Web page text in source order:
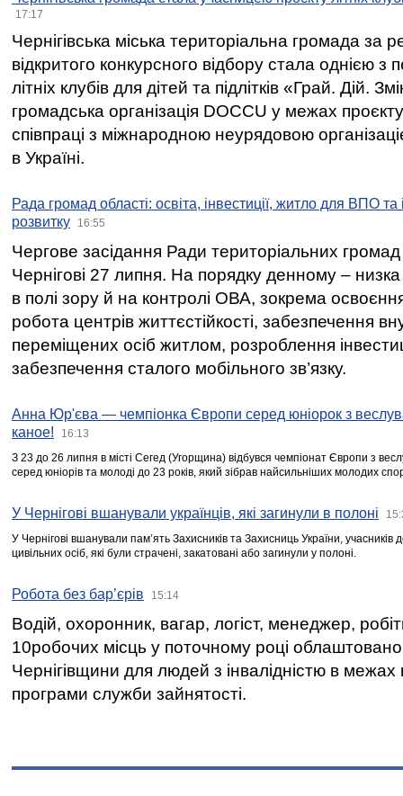
17:17
Чернігівська міська територіальна громада за
відкритого конкурсного відбору стала однією
літніх клубів для дітей та підлітків «Грай. Дій.
громадська організація DOCCU у межах
співпраці з міжнародною неурядовою
в Україні.
Рада громад області: освіта, інвестиції, житло для ВПО
розвитку
16:55
Чергове засідання Ради територіальних громад
Чернігові 27 липня. На порядку денному –
в полі зору й на контролі ОВА, зокрема освоєння
робота центрів життєстійкості, забезпечення
переміщених осіб житлом, розроблення
забезпечення сталого мобільного зв’язку.
Анна Юр'єва — чемпіонка Європи серед юніорок з
каное!
16:13
З 23 до 26 липня в місті Сегед (Угорщина) відбувся чемпіонат Європи з
серед юніорів та молоді до 23 років, який зібрав найсильніших молодих
У Чернігові вшанували українців, які загинули в полоні
У Чернігові вшанували пам’ять Захисників та Захисниць України,
цивільних осіб, які були страчені, закатовані або загинули у полоні.
Робота без бар’єрів 15:14
Водій, охоронник, вагар, логіст, менеджер,
10робочих місць у поточному році
Чернігівщини для людей з інвалідністю в межах
програми служби зайнятості.